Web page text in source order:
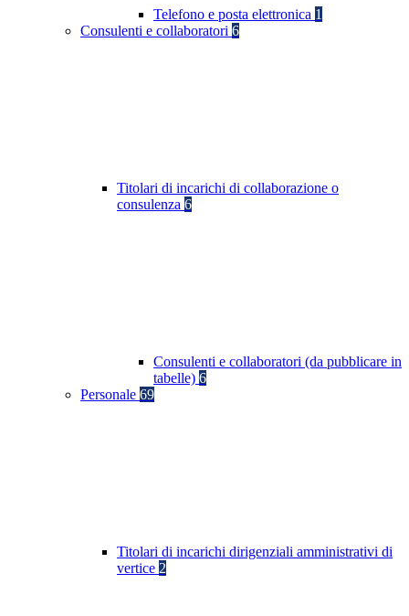
Telefono e posta elettronica 1
Consulenti e collaboratori 6
Titolari di incarichi di collaborazione o
consulenza 6
Consulenti e collaboratori (da pubblicare in
tabelle) 6
Personale 69
Titolari di incarichi dirigenziali amministrativi di
vertice 2